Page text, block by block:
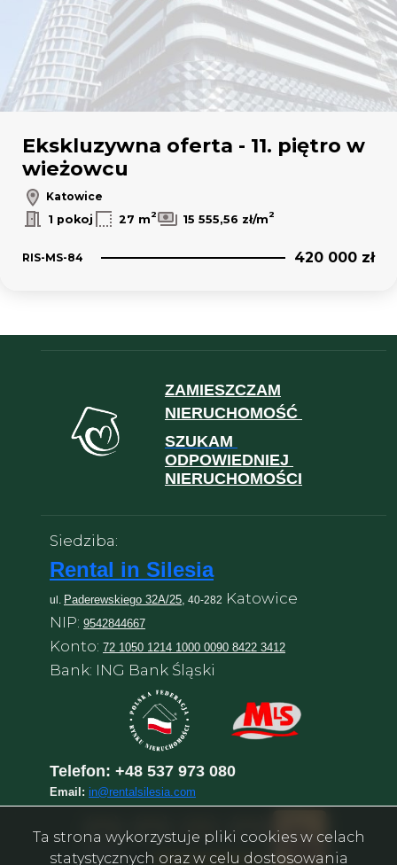
Ekskluzywna oferta - 11. piętro w
wieżowcu
Katowice
1 pokoj
27 m2 15 555,56 zł/m2
RIS-MS-84 420 000 zł
ZAMIESZCZAM
NIERUCHOMOŚĆ
SZUKAM
ODPOWIEDNIEJ
NIERUCHOMOŚCI
Siedziba:
Rental in Silesia
ul. Paderewskiego 32A/25, 40-282 Katowice
NIP: 9542844667
Konto: 72 1050 1214 1000 0090 8422 3412
Bank: ING Bank Śląski
Telefon: +48 537 973 080
Email: in@rentalsilesia.com
Ta strona wykorzystuje pliki cookies w celach
statystycznych oraz w celu dostosowania